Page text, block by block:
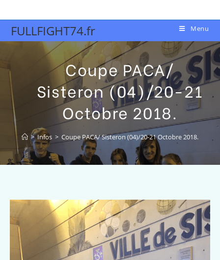
FULLFIGHT74.fr Menu
Coupe PACA/
Sisteron (04)/20-21
Octobre 2018.
> Infos > Coupe PACA/ Sisteron (04)/20-21 Octobre 2018.